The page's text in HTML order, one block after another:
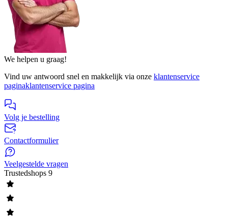
We helpen u graag!
Vind uw antwoord snel en makkelijk via onze klantenservice
paginaklantenservice pagina
Volg je bestelling
Contactformulier
Veelgestelde vragen
Trustedshops 9